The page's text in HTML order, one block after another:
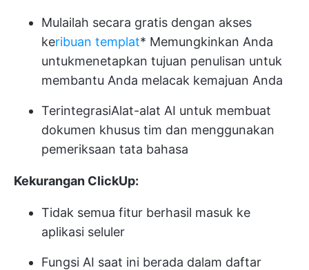
Mulailah secara gratis dengan akses
keribuan templat* Memungkinkan Anda
untukmenetapkan tujuan penulisan untuk
membantu Anda melacak kemajuan Anda
TerintegrasiAlat-alat AI untuk membuat
dokumen khusus tim dan menggunakan
pemeriksaan tata bahasa
Kekurangan ClickUp:
Tidak semua fitur berhasil masuk ke
aplikasi seluler
Fungsi AI saat ini berada dalam daftar